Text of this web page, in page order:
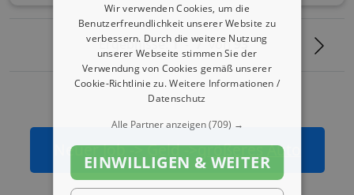
Ergebnisse:1-7von93
Neuer Job -> Geld ->größeres Auto
Wir verwenden Cookies, um die
Benutzerfreundlichkeit unserer Website zu
verbessern. Durch die weitere Nutzung
unserer Webseite stimmen Sie der
Verwendung von Cookies gemäß unserer
Cookie-Richtlinie zu.Weitere Informationen /
Datenschutz
Alle Partner anzeigen(709) →
EINWILLIGEN & WEITER